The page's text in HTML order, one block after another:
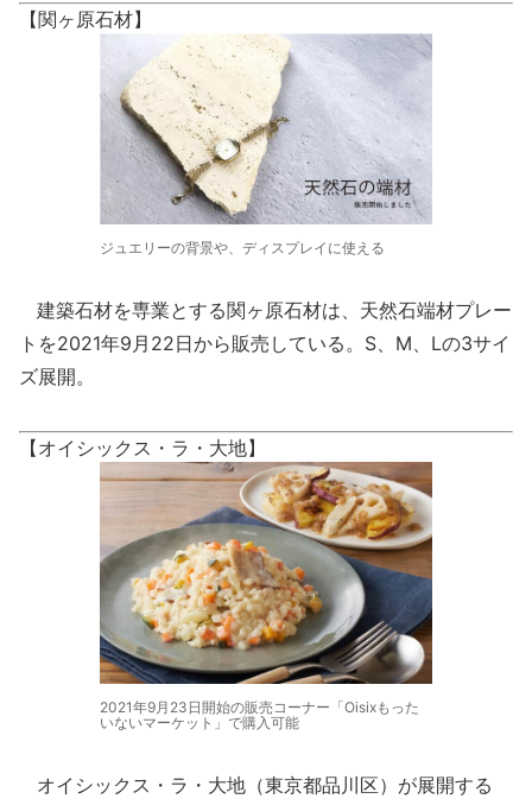
【関ヶ原石材】
ジュエリーの背景や、ディスプレイに使える
建築石材を専業とする関ヶ原石材は、天然石端材プレー
トを2021年9月22日から販売している。S、M、Lの3サイ
ズ展開。
【オイシックス・ラ・大地】
2021年9月23日開始の販売コーナー「Oisixもった
いないマーケット」で購入可能
オイシックス・ラ・大地（東京都品川区）が展開する